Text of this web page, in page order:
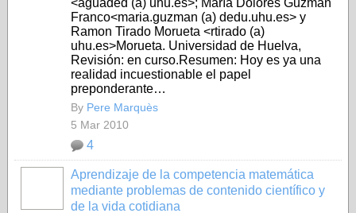
Franco<maria.guzman (a) dedu.uhu.es> y
Ramon Tirado Morueta <rtirado (a)
uhu.es>Morueta. Universidad de Huelva,
Revisión: en curso.Resumen: Hoy es ya una
realidad incuestionable el papel
preponderante…
By Pere Marquès
5 Mar 2010
4
Aprendizaje de la competencia matemática
mediante problemas de contenido científico y
de la vida cotidiana